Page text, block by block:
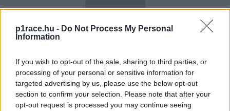
p1race.hu - Do Not Process My Personal
Information
If you wish to opt-out of the sale, sharing to third parties, or
processing of your personal or sensitive information for
targeted advertising by us, please use the below opt-out
section to confirm your selection. Please note that after your
opt-out request is processed you may continue seeing
Sebők Máté